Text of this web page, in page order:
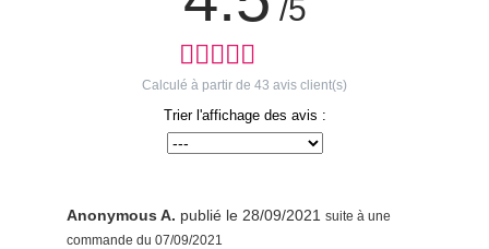
/5
Calculé à partir de 43 avis client(s)
Trier l'affichage des avis :
Anonymous A. publié le 28/09/2021 suite à une
commande du 07/09/2021